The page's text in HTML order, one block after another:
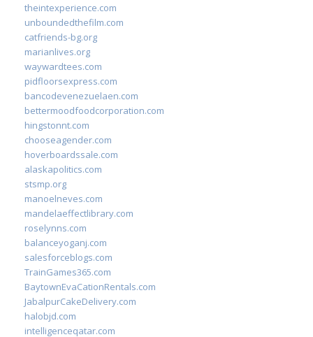
theintexperience.com
unboundedthefilm.com
catfriends-bg.org
marianlives.org
waywardtees.com
pidfloorsexpress.com
bancodevenezuelaen.com
bettermoodfoodcorporation.com
hingstonnt.com
chooseagender.com
hoverboardssale.com
alaskapolitics.com
stsmp.org
manoelneves.com
mandelaeffectlibrary.com
roselynns.com
balanceyoganj.com
salesforceblogs.com
TrainGames365.com
BaytownEvaCationRentals.com
JabalpurCakeDelivery.com
halobjd.com
intelligenceqatar.com